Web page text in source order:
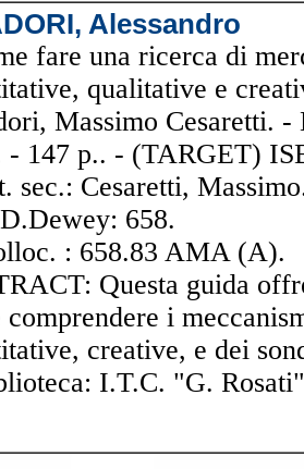
Alessandro
fare una ricerca di
qualitative e
Massimo Cesaretti.
- 147 p.. - (TARGET)
Cesaretti,
658.
: 658.83 AMA (A).
Questa guida
comprendere i
creative, e dei
I.T.C. "G. Rosati"